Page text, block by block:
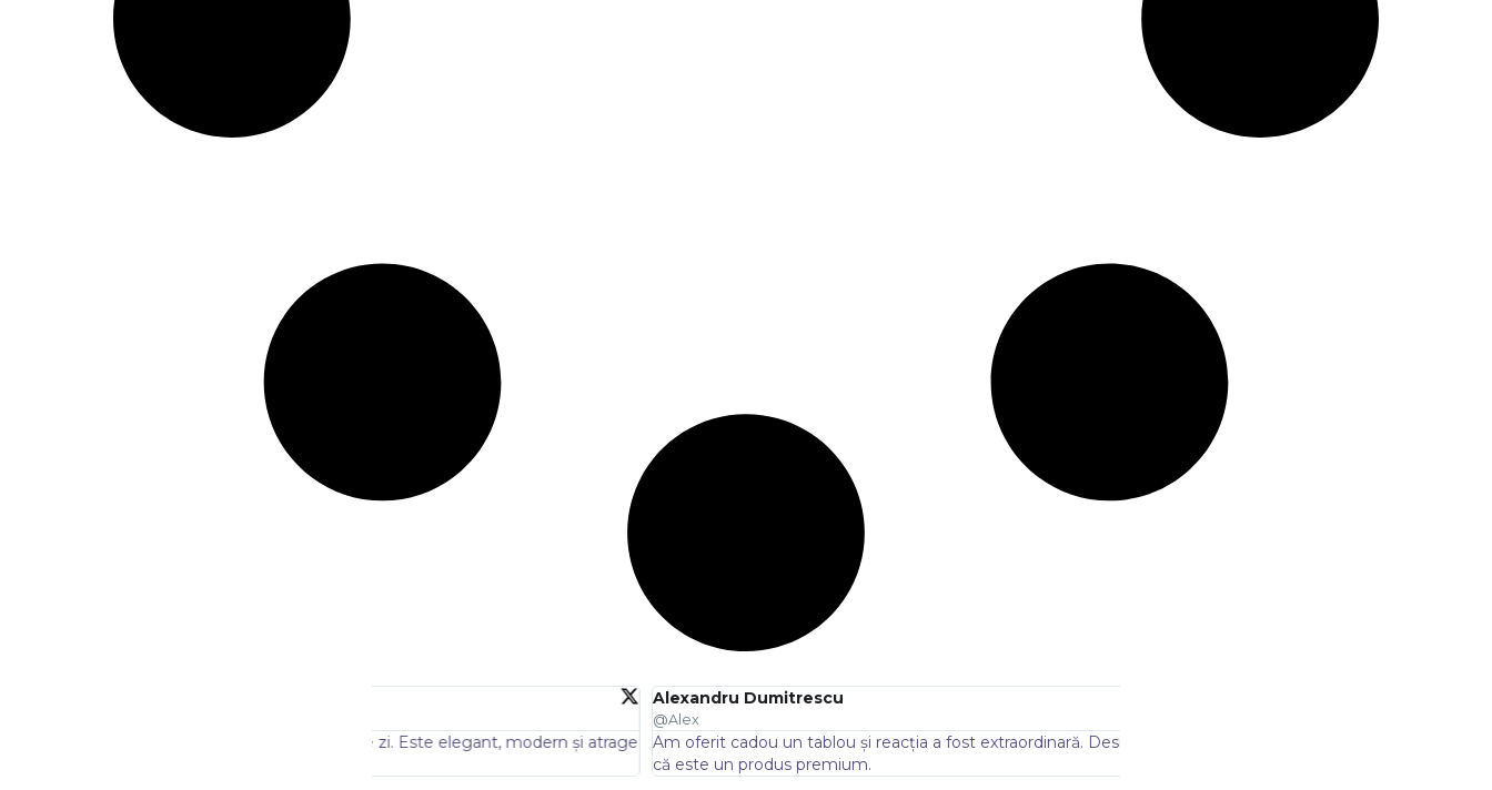
Am oferit cadou un tablou și reacția a fost extraordinară. Design rafinat și formă unică – se vede